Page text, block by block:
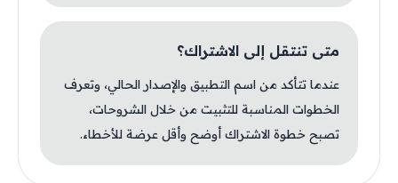
متى تنتقل إلى الاشتراك؟
عندما تتأكد من اسم التطبيق والإصدار الحالي، وتعرف
الخطوات المناسبة للتثبيت من خلال الشروحات،
تصبح خطوة الاشتراك أوضح وأقل عرضة للأخطاء.